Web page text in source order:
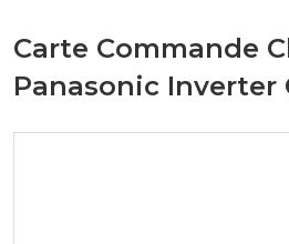
Carte Commande
Panasonic Inverter